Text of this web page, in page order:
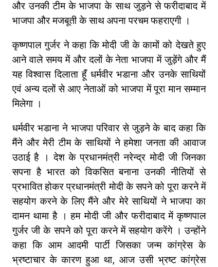
और उनकी टीम के भाजपा के साथ जुड़ने से फरीदाबाद में
भाजपा और मजबूती के साथ अपना परचम फहराएगी ।
कृष्णपाल गुर्जर ने कहा कि मोदी जी के कामों को देखते हुए
आने वाले समय में और दलों के नेता भाजपा में जुड़ेंगे और मैं
यह विश्वास दिलाता हूँ धर्मवीर भडाना और उनके साथियों
एवं अन्य दलों से आए नेताओं को भाजपा में पूरा मान सम्मान
मिलेगा ।
धर्मवीर भडाना ने भाजपा परिवार से जुड़ने के बाद कहा कि
मैंने और मेरी टीम के साथियों ने हमेशा जनता की आवाज
उठाई है । देश के प्रधानमंत्री नरेन्द्र मोदी जी जिनका
सपना है भारत को विकसित बनाना उनकी नीतियों से
प्रभावित होकर प्रधानमंत्री मोदी के सपने को पूरा करने में
सहयोग करने के लिए मैंने और मेरे साथियों ने भाजपा का
दामन थामा है । हम मोदी जी और फरीदाबाद में कृष्णपाल
गुर्जर जी के सपने को पूरा करने में सहयोग करेंगे । उन्होंने
कहा कि आम आदमी पार्टी जिसका जन्म कांग्रेस के
भ्रष्टाचार के कारण हुआ था, आज उसी भ्रष्ट कांग्रेस